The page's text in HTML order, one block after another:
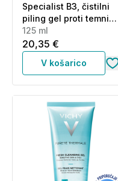
Specialist B3, čistilni
piling gel proti temnim
lisam (125 ml)
125 ml
20,35 €
V košarico